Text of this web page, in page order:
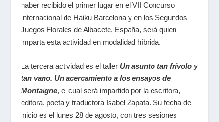
haber recibido el primer lugar en el VII Concurso
Internacional de Haiku Barcelona y en los Segundos
Juegos Florales de Albacete, España, será quien
imparta esta actividad en modalidad híbrida.
La tercera actividad es el taller Un asunto tan frívolo y
tan vano. Un acercamiento a los ensayos de
Montaigne, el cual será impartido por la escritora,
editora, poeta y traductora Isabel Zapata. Su fecha de
inicio es el lunes 28 de agosto, con tres sesiones